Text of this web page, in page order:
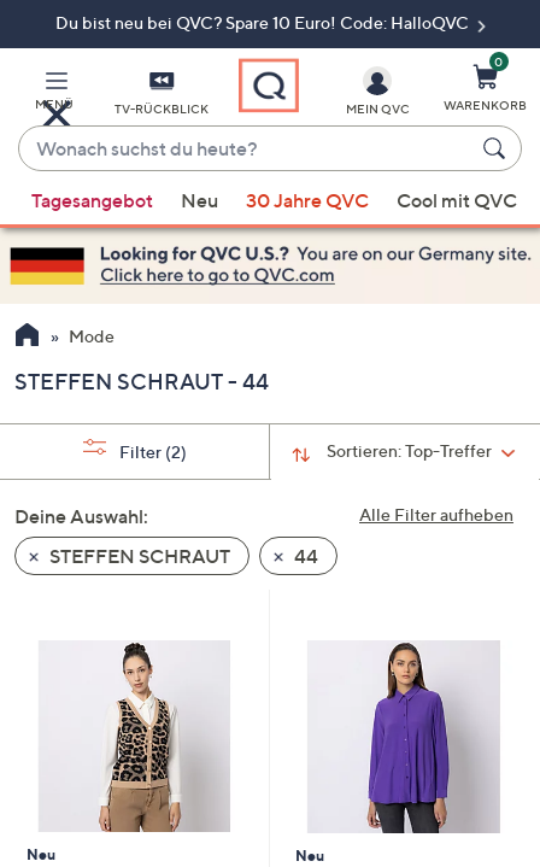
Du bist neu bei QVC? Spare 10 Euro! Code: HalloQVC
MENÜ TV-RÜCKBLICK
Wonach
suchst
du
heute?
Vorschläge
verfügbar
sind,
verwenden
Sie
Pfeiltasten
nach
und
nach
unten
oder
um
MEIN QVC
0
WARENKORB
Tagesangebot Neu 30 Jahre QVC Cool mit QVC
Mode
STEFFEN SCHRAUT - 44
Sortieren:Top-Treffer
Filter (2)
Alle Filter aufheben
Deine Auswahl:
STEFFEN SCHRAUT
44
Neu
Neu